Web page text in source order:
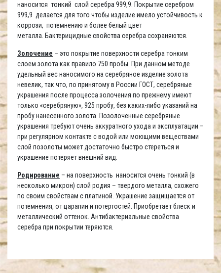
наносится тонкий слой серебра 999,9. Покрытие серебром
999,9 делается для того чтобы изделие имело устойчивость к
коррози, потемнению и более белый цвет
металла. Бактерицидные свойства серебра сохраняются.
Золочение – это покрытие поверхности серебра тонким
слоем золота как правило 750 пробы. При данном методе
удельный вес наносимого на серебряное изделие золота
невелик, так что, по принятому в России ГОСТ, серебряные
украшения после процесса золочения по прежнему имеют
только «серебряную», 925 пробу, без каких-либо указаний на
пробу нанесенного золота. Позолоченные серебряные
украшения требуют очень аккуратного ухода и эксплуатации –
при регулярном контакте с водой или моющими веществами
слой позолоты может достаточно быстро стереться и
украшение потеряет внешний вид.
Родирование – на поверхность наносится очень тонкий (в
несколько микрон) слой родия – твердого металла, схожего
по своим свойствам с платиной. Украшение защищается от
потемнения, от царапин и потертостей. Приобретает блеск и
металлический оттенок. Антибактериальные свойства
серебра при покрытии теряются.